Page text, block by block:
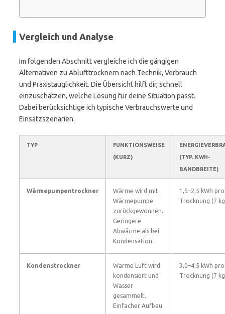
Vergleich und Analyse
Im folgenden Abschnitt vergleiche ich die gängigen
Alternativen zu Ablufttrocknern nach Technik, Verbrauch
und Praxistauglichkeit. Die Übersicht hilft dir, schnell
einzuschätzen, welche Lösung für deine Situation passt.
Dabei berücksichtige ich typische Verbrauchswerte und
Einsatzszenarien.
TYP
FUNKTIONSWEISE
(KURZ)
(TYP. KWH-
BANDBREITE)
Wärmepumpentrockner
Wärme wird mit
Wärmepumpe
zurückgewonnen.
Geringere
Abwärme als bei
Kondensation.
1,5–2,5 kWh pro
Trocknung (7
Kondenstrockner
Warme Luft wird
kondensiert und
Wasser
gesammelt.
Einfacher Aufbau.
3,0–4,5 kWh pro
Trocknung (7